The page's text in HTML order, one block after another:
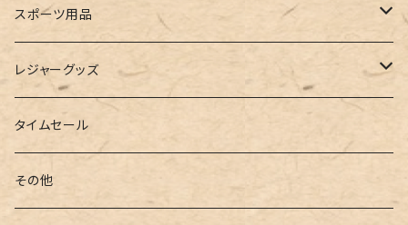
ルームシューズ
インソール
ローファー
ハンドバッグ
ボストンバッグ
バンドゥ
タンキニ
キャミキニ
フィットネス
ストール・マフラー
手袋
ポーチ
パスケース
レインコート
スポーツ用品
トレーニング・スポーツウェア
トレーニンググッズ
ヨガウェア
レジャーグッズ
ビーチグッズ
タイムセール
その他